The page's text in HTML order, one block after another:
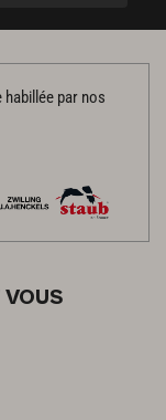
habillée par nos